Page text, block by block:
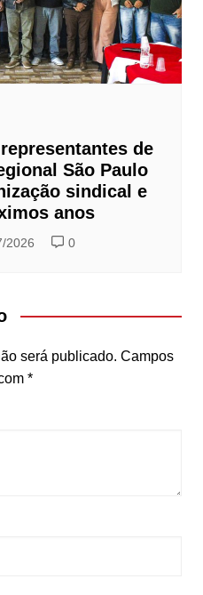
de
São Paulo
sindical e
anos
2026 0
será publicado. Campos
*